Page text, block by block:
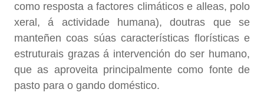
como resposta a factores climáticos e alleas, polo
xeral, á actividade humana), doutras que se
manteñen coas súas características florísticas e
estruturais grazas á intervención do ser humano,
que as aproveita principalmente como fonte de
pasto para o gando doméstico.